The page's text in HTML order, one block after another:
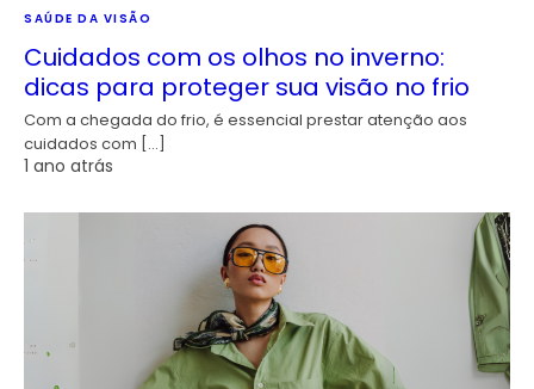
SAÚDE DA VISÃO
Cuidados com os olhos no inverno:
dicas para proteger sua visão no frio
Com a chegada do frio, é essencial prestar atenção aos
cuidados com […]
1 ano atrás